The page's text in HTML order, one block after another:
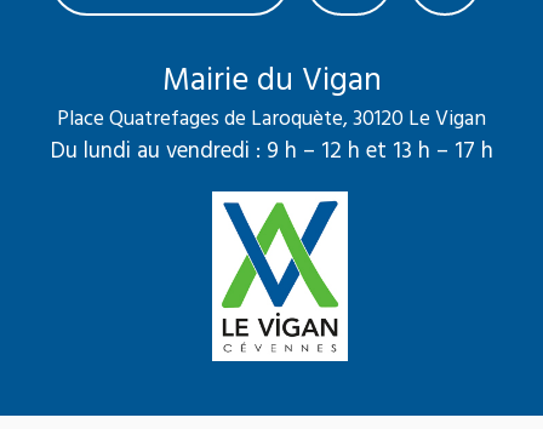
Mairie du Vigan
Place Quatrefages de Laroquète, 30120 Le Vigan
Du lundi au vendredi : 9 h – 12 h et 13 h – 17 h